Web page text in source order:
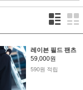
레이븐 필드 팬츠
59,000원
590원 적립